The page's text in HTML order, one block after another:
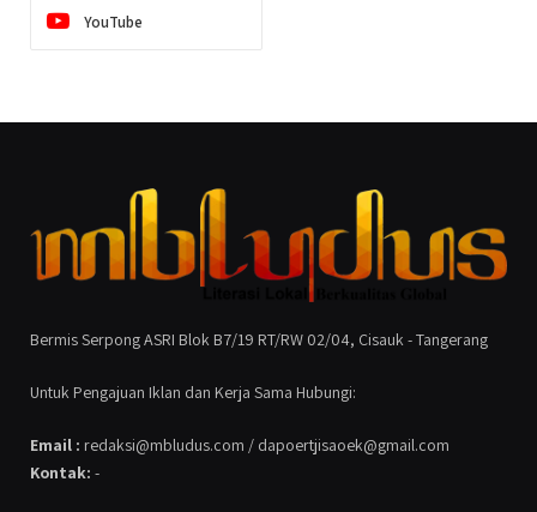
YouTube
Bermis Serpong ASRI Blok B7/19 RT/RW 02/04, Cisauk - Tangerang
Untuk Pengajuan Iklan dan Kerja Sama Hubungi:
Email : redaksi@mbludus.com / dapoertjisaoek@gmail.com
Kontak: -